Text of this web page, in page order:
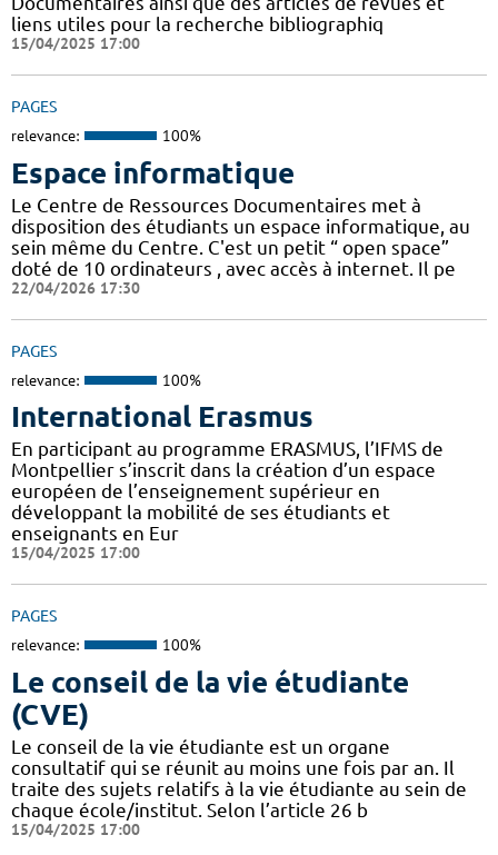
liens utiles pour la recherche bibliographiq
15/04/2025 17:00
PAGES
relevance: 100%
Espace informatique
Le Centre de Ressources Documentaires met à
disposition des étudiants un espace informatique, au
sein même du Centre. C'est un petit “ open space”
doté de 10 ordinateurs , avec accès à internet. Il pe
22/04/2026 17:30
PAGES
relevance: 100%
International Erasmus
En participant au programme ERASMUS, l’IFMS de
Montpellier s’inscrit dans la création d’un espace
européen de l’enseignement supérieur en
développant la mobilité de ses étudiants et
enseignants en Eur
15/04/2025 17:00
PAGES
relevance: 100%
Le conseil de la vie étudiante
(CVE)
Le conseil de la vie étudiante est un organe
consultatif qui se réunit au moins une fois par an. Il
traite des sujets relatifs à la vie étudiante au sein de
chaque école/institut. Selon l’article 26 b
15/04/2025 17:00